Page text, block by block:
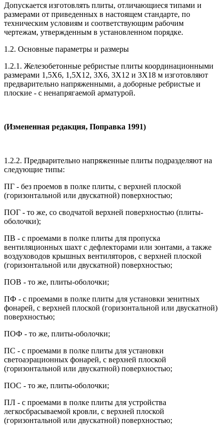
Допускается изготовлять плиты, отличающиеся типами и
размерами от приведенных в настоящем стандарте, по
техническим условиям и соответствующим рабочим
чертежам, утвержденным в установленном порядке.
1.2. Основные параметры и размеры
1.2.1. Железобетонные ребристые плиты координационными
размерами 1,5X6, 1,5X12, 3X6, 3X12 и 3X18 м изготовляют
предварительно напряженными, а доборные ребристые и
плоские - с ненапрягаемой арматурой.
(Измененная редакция, Поправка 1991)
1.2.2. Предварительно напряженные плиты подразделяют на
следующие типы:
ПГ - без проемов в полке плиты, с верхней плоской
(горизонтальной или двускатной) поверхностью;
ПОГ - то же, со сводчатой верхней поверхностью (плиты-
оболочки);
ПВ - с проемами в полке плиты для пропуска
вентиляционных шахт с дефлекторами или зонтами, а также
воздуховодов крышных вентиляторов, с верхней плоской
(горизонтальной или двускатной) поверхностью;
ПОВ - то же, плиты-оболочки;
ПФ - с проемами в полке плиты для установки зенитных
фонарей, с верхней плоской (горизонтальной или двускатной)
поверхностью;
ПОФ - то же, плиты-оболочки;
ПС - с проемами в полке плиты для установки
cветоаэрационных фонарей, с верхней плоской
(горизонтальной или двускатной) поверхностью;
ПОС - то же, плиты-оболочки;
ПЛ - с проемами в полке плиты для устройства
легкосбрасываемой кровли, с верхней плоской
(горизонтальной или двускатной) поверхностью;